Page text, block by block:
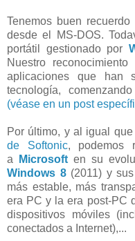
Tenemos buen recuerdo
desde el MS-DOS.
portátil gestionado por
Nuestro reconocimiento
aplicaciones que
tecnología,
(véase en un post
Por último, y al igual
de Softonic, podemos
a
Microsoften su
Windows 8 (2011) y
más estable, más
era PC y la era post-PC
dispositivos móviles
conectados a Internet),...